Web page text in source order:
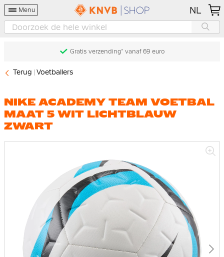
Menu NL
Gratis verzending* vanaf 69 euro
Terug Voetballers
NIKE ACADEMY TEAM VOETBAL
MAAT 5 WIT LICHTBLAUW
ZWART